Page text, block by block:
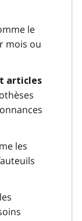
le
mois ou
articles
les